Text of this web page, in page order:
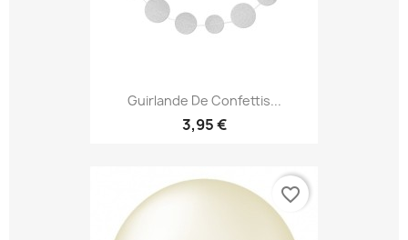
Guirlande De Confettis...
3,95 €
favorite_border